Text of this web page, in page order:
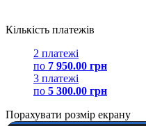
Кількість платежів
2 платежі
по 7 950.00 грн
3 платежі
по 5 300.00 грн
Порахувати розмір екрану